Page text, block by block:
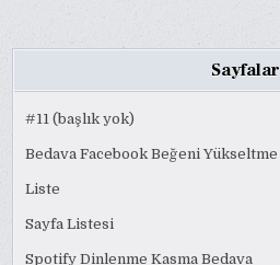
Sayfalar
#11 (başlık yok)
Bedava Facebook Beğeni Yükseltme
Liste
Sayfa Listesi
Spotify Dinlenme Kasma Bedava